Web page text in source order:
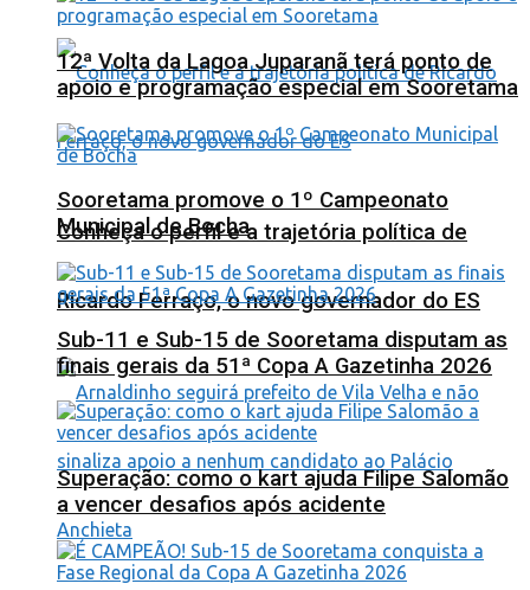
Conheça o perfil e a trajetória política de
Ricardo Ferraço, o novo governador do ES
12ª Volta da Lagoa Juparanã terá ponto de
apoio e programação especial em Sooretama
Sooretama promove o 1º Campeonato
Municipal de Bocha
Sub-11 e Sub-15 de Sooretama disputam as
finais gerais da 51ª Copa A Gazetinha 2026
Superação: como o kart ajuda Filipe Salomão
a vencer desafios após acidente